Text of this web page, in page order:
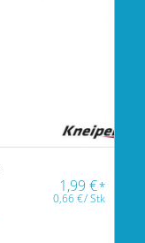
1,99€*
0,66€/Stk